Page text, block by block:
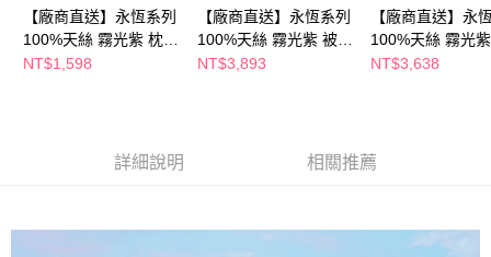
恩沛科技股份有限公司將有權停止該用戶之使用額度並採取法律行動。
【廠商直送】永恆系列
100%天絲 霧光紫 枕套
床包組-雙人
NT$1,598
【廠商直送】永恆系列
100%天絲 霧光紫 被套
床包組-特大
NT$3,893
【廠商直送】永
100%天絲 霧光
床包組-加大
NT$3,638
詳細說明 相關推薦